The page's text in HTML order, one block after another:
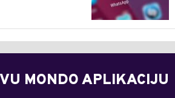
MONDO APLIKACIJU